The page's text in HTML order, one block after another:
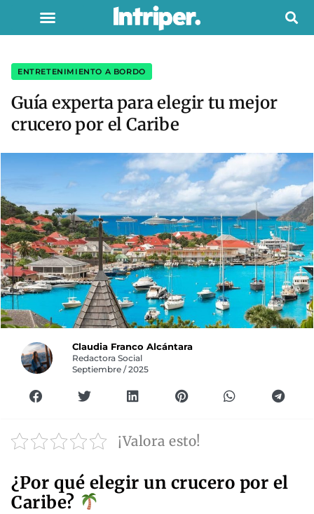
ENTRETENIMIENTO A BORDO
Guía experta para elegir tu mejor
crucero por el Caribe
Claudia Franco Alcántara
Redactora Social
Septiembre / 2025
¡Valora esto!
¿Por qué elegir un crucero por el
Caribe?